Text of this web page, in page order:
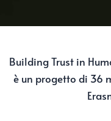
Building Trust in
è un progetto di 36